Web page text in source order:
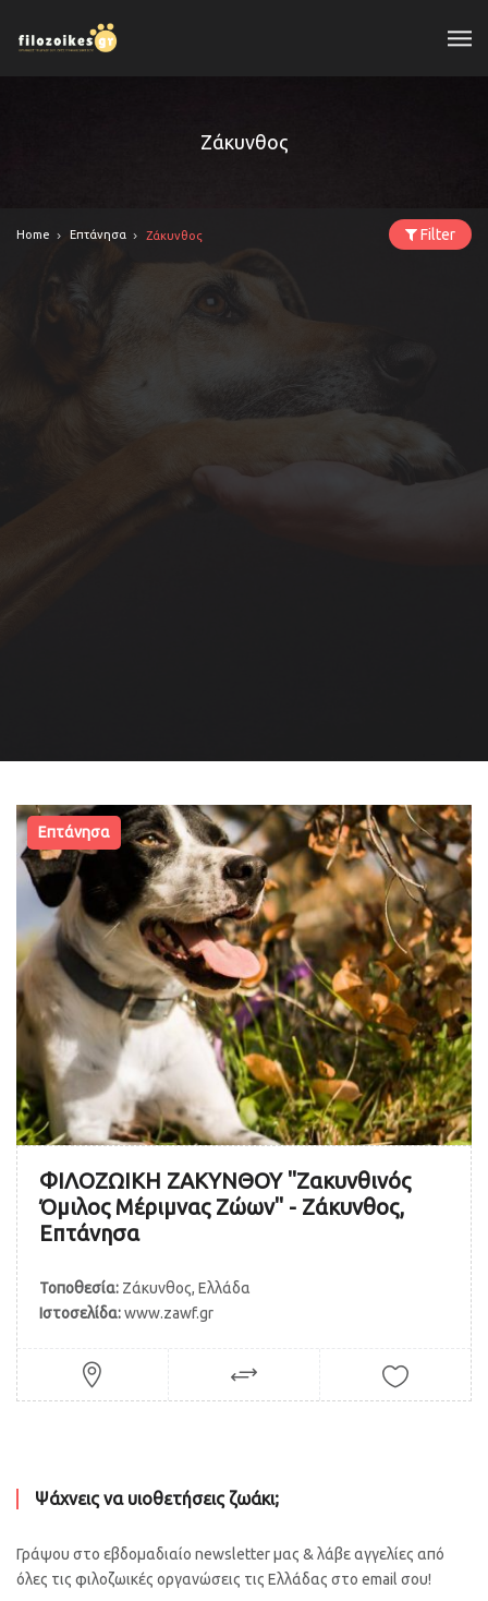
Ζάκυνθος
Home Επτάνησα Ζάκυνθος Filter
Επτάνησα
ΦΙΛΟΖΩΙΚΗ ΖΑΚΥΝΘΟΥ "Ζακυνθινός
Όμιλος Μέριμνας Ζώων" - Ζάκυνθος,
Επτάνησα
Τοποθεσία: Ζάκυνθος, Ελλάδα
Ιστοσελίδα:www.zawf.gr
Ψάχνεις να υιοθετήσεις ζωάκι;
Γράψου στο εβδομαδιαίο newsletter μας & λάβε αγγελίες από
όλες τις φιλοζωικές οργανώσεις τις Ελλάδας στο email σου!